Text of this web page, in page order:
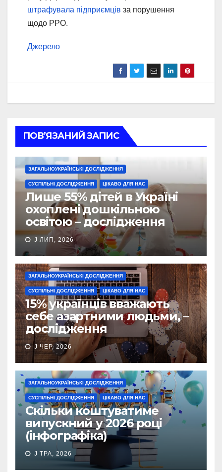
штрафувала підприємців за порушення
щодо РРО.
Джерело
ПОВ’ЯЗАНИЙ ЗАПИС
ЗАГАЛЬНОУКРАЇНСЬКІ ДОСЛІДЖЕННЯ
СУСПІЛЬНІ ДОСЛІДЖЕННЯ ЦІКАВО ДЛЯ НАС
Лише 55% дітей в Україні
охоплені дошкільною
освітою – дослідження
J ЛИП, 2026
ЗАГАЛЬНОУКРАЇНСЬКІ ДОСЛІДЖЕННЯ
СУСПІЛЬНІ ДОСЛІДЖЕННЯ ЦІКАВО ДЛЯ НАС
15% українців вважають
себе азартними людьми, –
дослідження
J ЧЕР, 2026
ЗАГАЛЬНОУКРАЇНСЬКІ ДОСЛІДЖЕННЯ
СУСПІЛЬНІ ДОСЛІДЖЕННЯ ЦІКАВО ДЛЯ НАС
Скільки коштуватиме
випускний у 2026 році
(інфографіка)
J ТРА, 2026